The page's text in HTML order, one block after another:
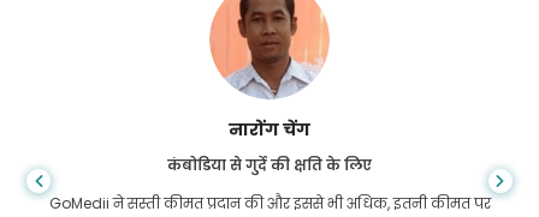
पर
शांधा दास
गैस्ट्रोएंटरोलॉजी के लिए बांग्लादेश से
मैंने अपने बेटे और गोमेडी की शानदार टीम को धन्यवाद दिया है जिन्होंने